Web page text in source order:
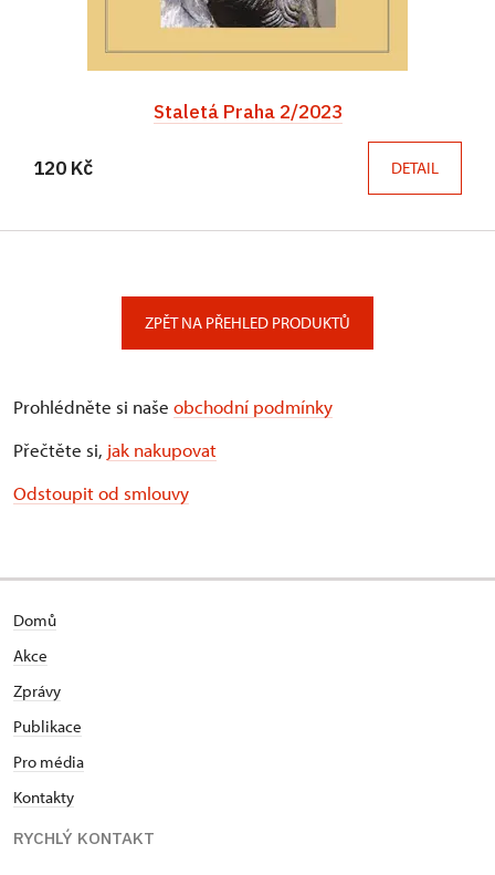
Staletá Praha 2/2023
120 Kč DETAIL
ZPĚT NA PŘEHLED PRODUKTŮ
Prohlédněte si naše obchodní podmínky
Přečtěte si, jak nakupovat
Odstoupit od smlouvy
Domů
Akce
Zprávy
Publikace
Pro média
Kontakty
RYCHLÝ KONTAKT